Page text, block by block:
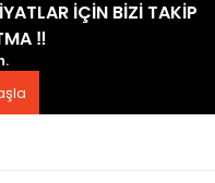
İÇİN BİZİ TAKİP
​‼️​